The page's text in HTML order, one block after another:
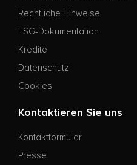
Rechtliche Hinweise
ESG-Dokumentation
Kredite
Datenschutz
Cookies
Kontaktieren Sie uns
Kontaktformular
Presse